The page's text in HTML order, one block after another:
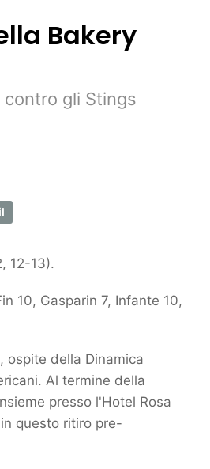
Bakery
gli Stings
12-13).
10, Gasparin 7, Infante 10,
ospite della Dinamica
Al termine della
presso l'Hotel Rosa
questo ritiro pre-